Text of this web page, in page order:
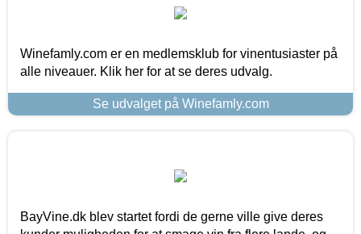
Winefamly.com er en medlemsklub for vinentusiaster på
alle niveauer. Klik her for at se deres udvalg.
Se udvalget på Winefamly.com
BayVine.dk blev startet fordi de gerne ville give deres